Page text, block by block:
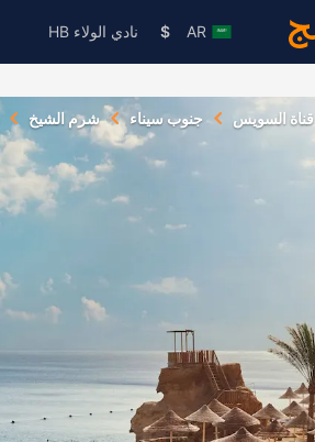
AR
$ نادي الولاء HB
قناة السويس جنوب سيناء شرم الشيخ